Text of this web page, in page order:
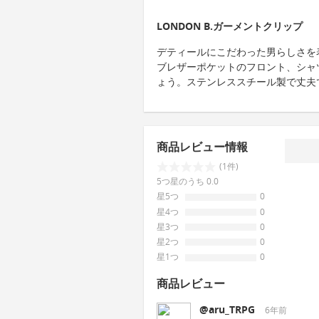
LONDON B.ガーメントクリップ
デティールにこだわった男らしさ
ブレザーポケットのフロント、シ
ょう。ステンレススチール製で丈
商品レビュー情報
(1件)
5つ星のうち 0.0
星5つ
0
星4つ
0
星3つ
0
星2つ
0
星1つ
0
商品レビュー
@aru_TRPG 6年前